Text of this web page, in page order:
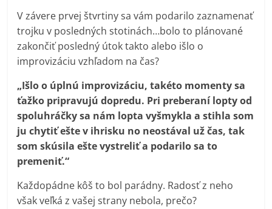
V závere prvej štvrtiny sa vám podarilo zaznamenať
trojku v posledných stotinách…bolo to plánované
zakončiť posledný útok takto alebo išlo o
improvizáciu vzhľadom na čas?
„Išlo o úplnú improvizáciu, takéto momenty sa
ťažko pripravujú dopredu. Pri preberaní lopty od
spoluhráčky sa nám lopta vyšmykla a stihla som
ju chytiť ešte v ihrisku no neostával už čas, tak
som skúsila ešte vystreliť a podarilo sa to
premeniť.“
Každopádne kôš to bol parádny. Radosť z neho
však veľká z vašej strany nebola, prečo?